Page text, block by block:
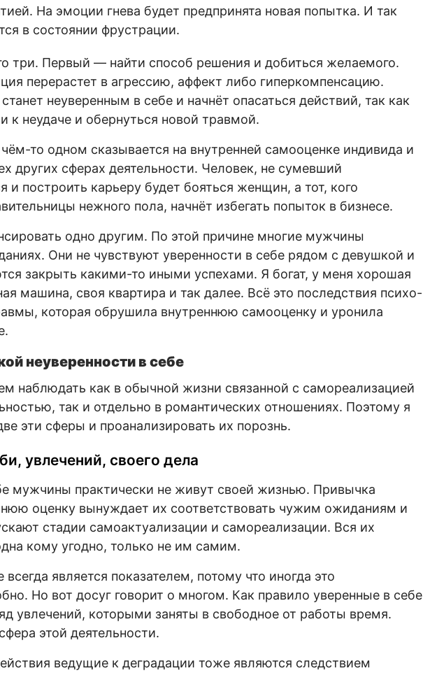
На эмоции гнева будет предпринята новая попытка. И так
в состоянии фрустрации.
три. Первый — найти способ решения и добиться желаемого.
перерастет в агрессию, аффект либо гиперкомпенсацию.
неуверенным в себе и начнёт опасаться действий, так как
к неудаче и обернуться новой травмой.
то одном сказывается на внутренней самооценке индивида и
других сферах деятельности. Человек, не сумевший
и построить карьеру будет бояться женщин, а тот, кого
нежного пола, начнёт избегать попыток в бизнесе.
одно другим. По этой причине многие мужчины
Они не чувствуют уверенности в себе рядом с девушкой и
закрыть какими-то иными успехами. Я богат, у меня хорошая
машина, своя квартира и так далее. Всё это последствия психо-
которая обрушила внутреннюю самооценку и уронила
неуверенности в себе
наблюдать как в обычной жизни связанной с самореализацией
так и отдельно в романтических отношениях. Поэтому я
эти сферы и проанализировать их порознь.
увлечений, своего дела
мужчины практически не живут своей жизнью. Привычка
оценку вынуждает их соответствовать чужим ожиданиям и
стадии самоактуализации и самореализации. Вся их
кому угодно, только не им самим.
является показателем, потому что иногда это
Но вот досуг говорит о многом. Как правило уверенные в себе
увлечений, которыми заняты в свободное от работы время.
этой деятельности.
ведущие к деградации тоже являются следствием